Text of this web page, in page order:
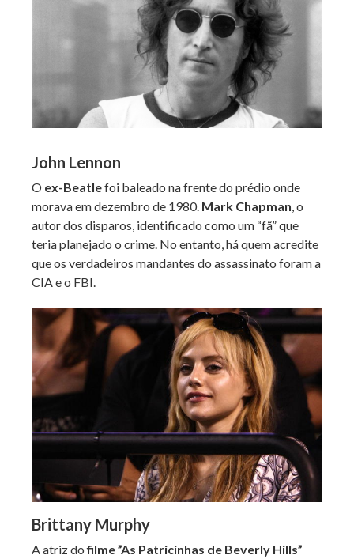
John Lennon
O ex-Beatlefoi baleado na frente do prédio onde
morava em dezembro de 1980. Mark Chapman, o
autor dos disparos, identificado como um “fã” que
teria planejado o crime. No entanto, há quem acredite
que os verdadeiros mandantes do assassinato foram a
CIA e o FBI.
Brittany Murphy
A atriz dofilme ”As Patricinhas de Beverly Hills”